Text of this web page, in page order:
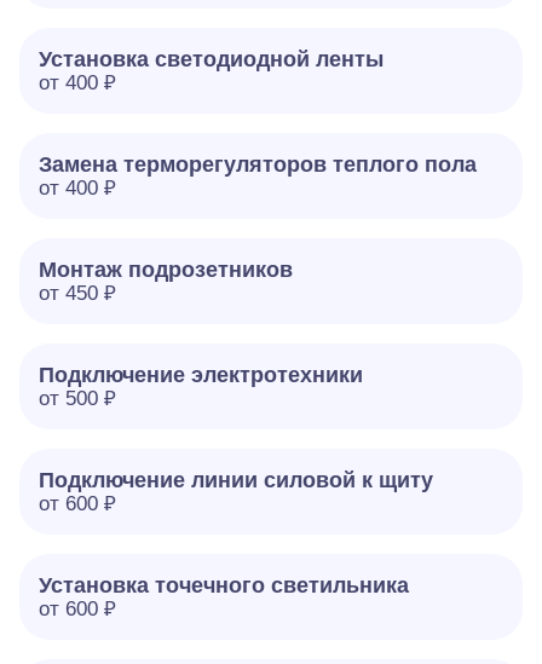
Установка светодиодной ленты
от 400 ₽
Замена терморегуляторов теплого пола
от 400 ₽
Монтаж подрозетников
от 450 ₽
Подключение электротехники
от 500 ₽
Подключение линии силовой к щиту
от 600 ₽
Установка точечного светильника
от 600 ₽